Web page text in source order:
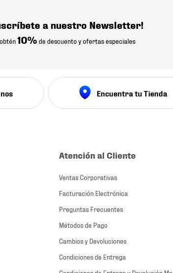
a nuestro Newsletter!
10% de descuento y ofertas especiales
Encuentra tu Tienda
Atención al Cliente
Ventas Corporativas
Facturación Electrónica
Preguntas Frecuentes
Métodos de Pago
Cambios y Devoluciones
Condiciones de Entrega